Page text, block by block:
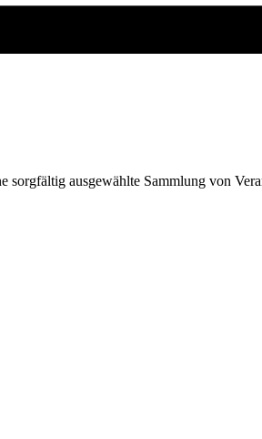
sorgfältig ausgewählte Sammlung von